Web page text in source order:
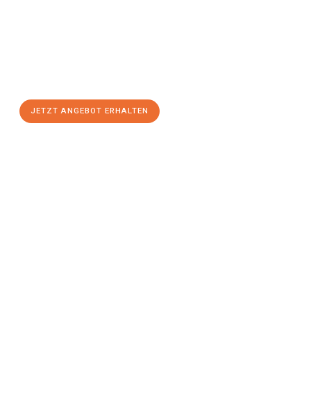
JETZT ANGEBOT ERHALTEN